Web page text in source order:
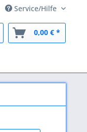
Service/Hilfe
0,00 € *